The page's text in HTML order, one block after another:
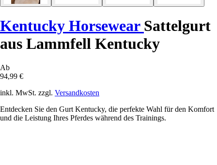
Kentucky Horsewear Sattelgurt
aus Lammfell Kentucky
Ab
94,99 €
inkl. MwSt. zzgl. Versandkosten
Entdecken Sie den Gurt Kentucky, die perfekte Wahl für den Komfort
und die Leistung Ihres Pferdes während des Trainings.